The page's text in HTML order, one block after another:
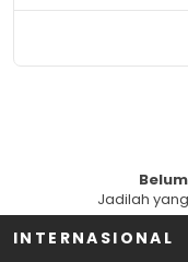
Jadilah
INTERNASIONAL